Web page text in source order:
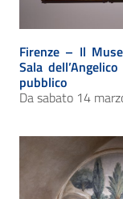
Firenze – Il
Sala
pubblico
Da sabato 14